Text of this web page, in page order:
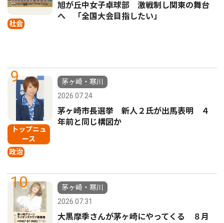
社会
旭が丘中女子卓球部 激戦制し関東の舞台
へ 「全国大会目指したい」
9
トップニュ
ース
政治
茅ヶ崎・寒川
2026.07.24
茅ヶ崎市長選挙 新人２氏が出馬表明 ４
年前と同じ構図か
10
茅ヶ崎・寒川
2026.07.31
大黒摩季さんが茅ヶ崎にやってくる ８月